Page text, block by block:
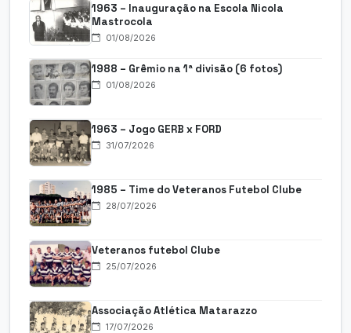
1963 – Inauguração na Escola Nicola
Mastrocola
01/08/2026
1988 – Grêmio na 1ª divisão (6 fotos)
01/08/2026
1963 – Jogo GERB x FORD
31/07/2026
1985 – Time do Veteranos Futebol Clube
28/07/2026
Veteranos futebol Clube
25/07/2026
Associação Atlética Matarazzo
17/07/2026